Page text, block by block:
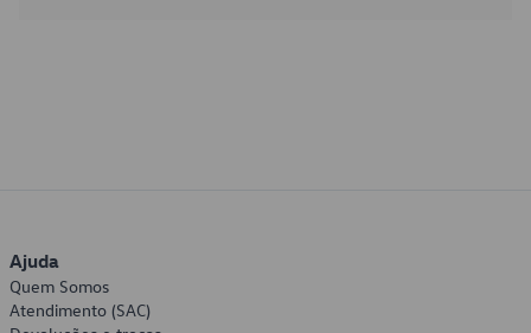
Ajuda
Quem Somos
Atendimento (SAC)